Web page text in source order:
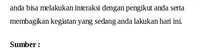
anda bisa melakukan interaksi dengan pengikut anda serta
membagikan kegiatan yang sedang anda lakukan hari ini.
Sumber :